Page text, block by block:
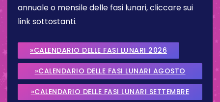
annuale o mensile delle fasi lunari, cliccare sui
link sottostanti.
»CALENDARIO DELLE FASI LUNARI 2026
»CALENDARIO DELLE FASI LUNARI AGOSTO
2026
»CALENDARIO DELLE FASI LUNARI SETTEMBRE